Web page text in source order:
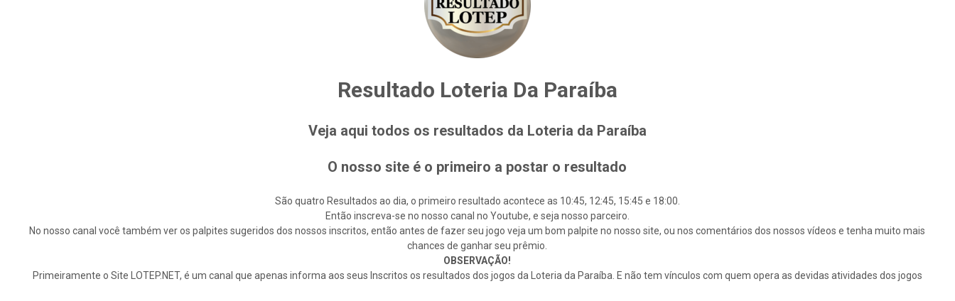
Resultado Loteria Da Paraíba
Veja aqui todos os resultados da Loteria da Paraíba
O nosso site é o primeiro a postar o resultado
São quatro Resultados ao dia, o primeiro resultado acontece as 10:45, 12:45, 15:45 e 18:00.
Então inscreva-se no nosso canal no Youtube, e seja nosso parceiro.
No nosso canal você também ver os palpites sugeridos dos nossos inscritos, então antes de fazer seu jogo veja um bom palpite no nosso site, ou nos comentários dos nossos vídeos e tenha muito mais
chances de ganhar seu prêmio.
OBSERVAÇÃO!
Primeiramente o Site LOTEP.NET, é um canal que apenas informa aos seus Inscritos os resultados dos jogos da Loteria da Paraíba. E não tem vínculos com quem opera as devidas atividades dos jogos